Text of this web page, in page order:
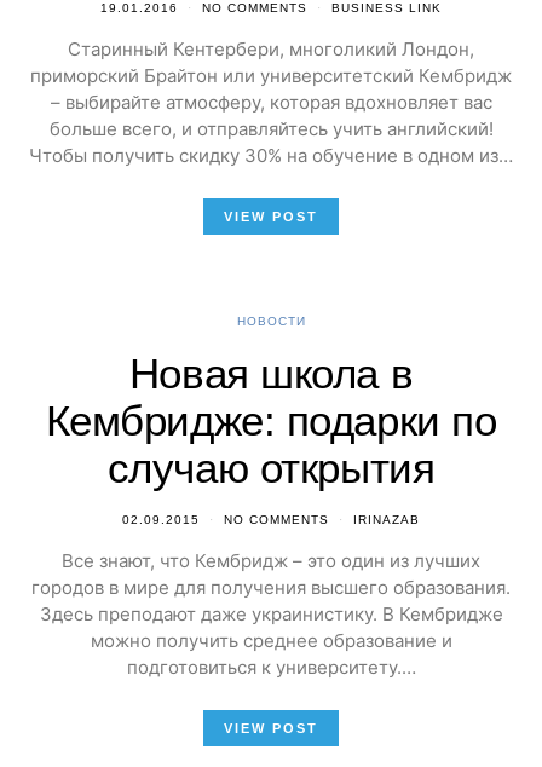
19.01.2016 NO COMMENTS BUSINESS LINK
Старинный Кентербери, многоликий Лондон,
приморский Брайтон или университетский Кембридж
– выбирайте атмосферу, которая вдохновляет вас
больше всего, и отправляйтесь учить английский!
Чтобы получить скидку 30% на обучение в одном из…
VIEW POST
НОВОСТИ
Новая школа в
Кембридже: подарки по
случаю открытия
02.09.2015 NO COMMENTS IRINAZAB
Все знают, что Кембридж – это один из лучших
городов в мире для получения высшего образования.
Здесь преподают даже украинистику. В Кембридже
можно получить среднее образование и
подготовиться к университету.…
VIEW POST